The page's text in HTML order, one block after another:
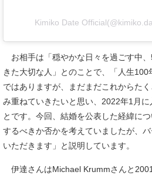
Kimiko Date
お相手は「穏やかな日々を過ごす中
きた大切な人」とのことで、「人生
ではありますが、まだまだこれからた
み重ねていきたいと思い、2022年1月に
とです。今回、結婚を公表した経緯に
するべきか否かを考えていましたが、
いただきます」と説明しています。
伊達さんはMichael Krummさんと